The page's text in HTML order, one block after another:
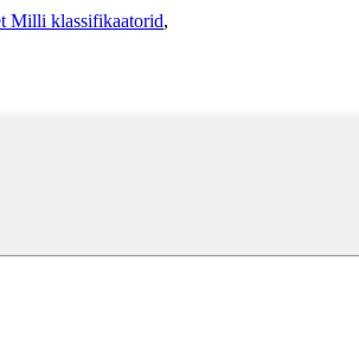
Milli klassifikaatorid,